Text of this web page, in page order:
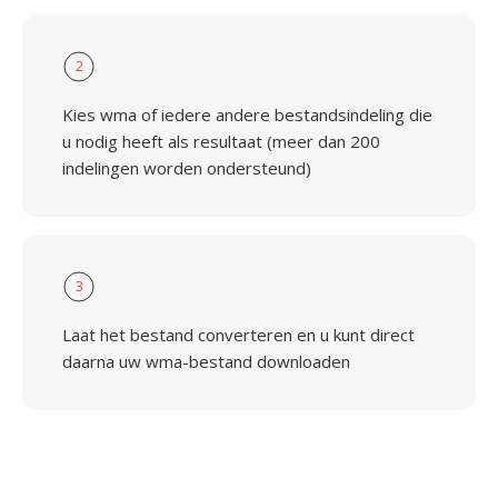
2
Kies wma of iedere andere bestandsindeling die
u nodig heeft als resultaat (meer dan 200
indelingen worden ondersteund)
3
Laat het bestand converteren en u kunt direct
daarna uw wma-bestand downloaden